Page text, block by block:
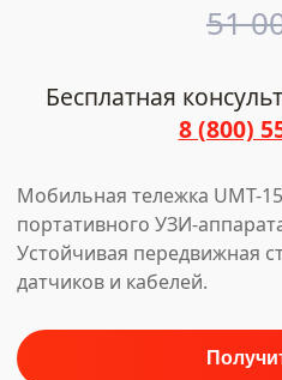
51
Бесплатная
8 (800)
Мобильная тележка UMT-
портативного УЗИ-
Устойчивая передвижная
датчиков и кабелей.